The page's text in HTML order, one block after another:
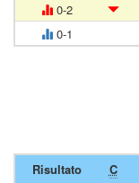
0-2
0-1
Risultato C